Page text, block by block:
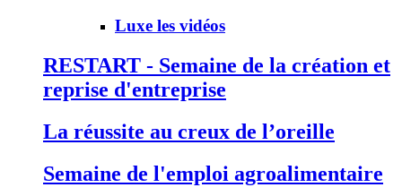
Luxe les vidéos
RESTART - Semaine de la création et
reprise d'entreprise
La réussite au creux de l’oreille
Semaine de l'emploi agroalimentaire